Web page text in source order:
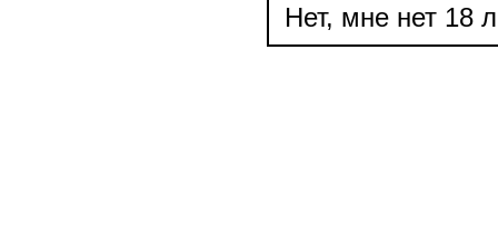
Нет, мне нет 18